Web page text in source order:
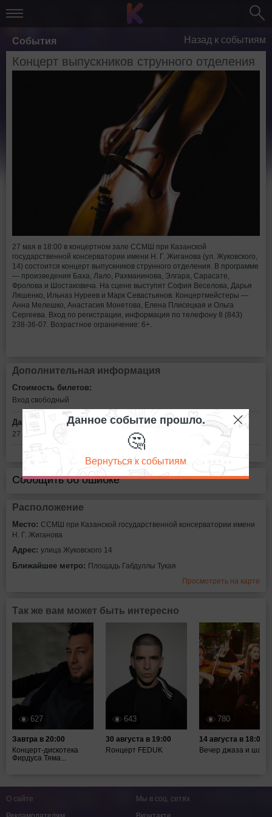
События Назад к событиям
Концерт выпускников струнного отделения
27 мая в 18:00 в концертном зале ССМШ при Казанской
государственной консерватории имени Н. Г. Жиганова (ул. Жуковского,
14) состоится концерт выпускников струнного отделения. В программе
— произведения Баха, Лало, Рахманинова, Элгара, Сарасате,
Фролова и Шостаковича. На сцене выступят София Веселова, Дарья
Ляшенко, Ильназ Нуреев и Марк Севастьянов. Концертмейстеры —
Анна Мелешко, Анастасия Монетова, Елена Плисецкая и Ольга
Сергеева. Вход по регистрации, информация по телефону 8 (843)
238‑36‑07. Возрастное ограничение: 6+.
Дополнительная информация
Стоимость билетов:
Вход свободный
Дата:
27 мая в 18:00
Сообщить об ошибке
Расположение
Место: ССМШ при Казанской государственной консерватории имени
Н. Г. Жиганова
Адрес: улица Жуковского 14
Ближайшее метро: Площадь Габдуллы Тукая
Просмотреть на карте
Так же вам может быть интересно
627
Завтра в 20:00
Концерт-дискотека
Фирдуса Тяма...
643
30 августа в 19:00
Rонцерт FEDUK
780
14 августа в 18:00
Вечер джаза и
Данное событие прошло.
🤔
Вернуться к событиям
О сайте
Мы в соц. сетях